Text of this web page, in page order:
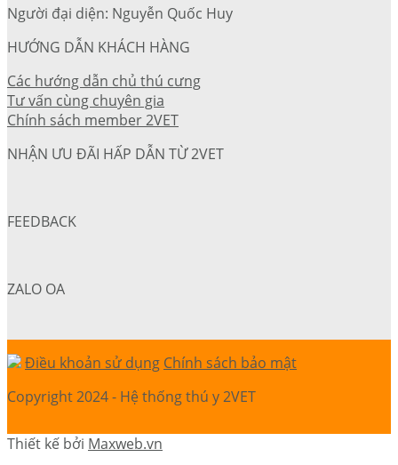
Người đại diện: Nguyễn Quốc Huy
HƯỚNG DẪN KHÁCH HÀNG
Các hướng dẫn chủ thú cưng
Tư vấn cùng chuyên gia
Chính sách member 2VET
NHẬN ƯU ĐÃI HẤP DẪN TỪ 2VET
FEEDBACK
ZALO OA
Điều khoản sử dụng Chính sách bảo mật
Copyright 2024 - Hệ thống thú y 2VET
Thiết kế bởi Maxweb.vn